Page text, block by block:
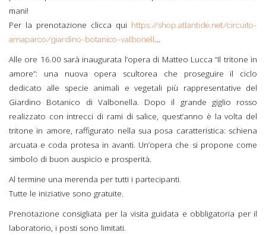
mani!
Per la prenotazione clicca qui https://shop.atlantide.net/circuito-
amaparco/giardino-botanico-valbonell...
Alle ore 16.00 sarà inaugurata l’opera di Matteo Lucca “Il tritone in
amore”: una nuova opera scultorea che proseguire il ciclo
dedicato alle specie animali e vegetali più rappresentative del
Giardino Botanico di Valbonella. Dopo il grande giglio rosso
realizzato con intrecci di rami di salice, quest’anno è la volta del
tritone in amore, raffigurato nella sua posa caratteristica: schiena
arcuata e coda protesa in avanti. Un’opera che si propone come
simbolo di buon auspicio e prosperità.
Al termine una merenda per tutti i partecipanti.
Tutte le iniziative sono gratuite.
Prenotazione consigliata per la visita guidata e obbligatoria per il
laboratorio, i posti sono limitati.